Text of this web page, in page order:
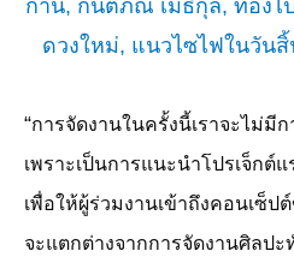
“การจัดงานในครั้งนี้เราจะไม่มี
เพราะเป็นการแนะนำโปรเจ็กต์
เพื่อให้ผู้ร่วมงานเข้าถึงคอนเซ็ป
จะแตกต่างจากการจัดงานศิลป